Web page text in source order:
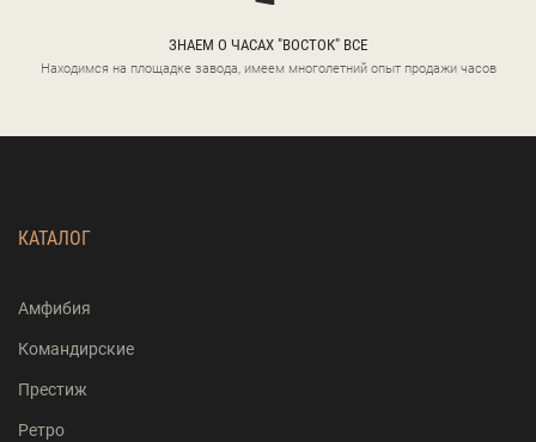
ЗНАЕМ О ЧАСАХ "ВОСТОК" ВСЕ
Находимся на площадке завода, имеем многолетний опыт продажи часов
КАТАЛОГ
Амфибия
Командирские
Престиж
Ретро